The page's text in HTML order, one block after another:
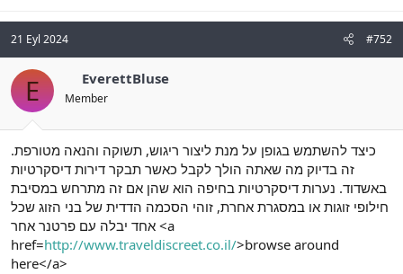
21 Eyl 2024 #752
E EverettBluse
Member
כיצד להשתמש בגופן על מנת ליצור ריגוש, תשוקה והנאה מטורפת.
זה בדיוק מה שאתה הולך לקבל כאשר תבקר דירות דיסקרטיות
באשדוד. נערות דיסקרטיות בחיפה הוא שהן אם זה מתרחש במסיבת
חילופי זוגות או במסגרת אחרת, זוהי הסכמה הדדית של בני הזוג שכל
אחד יבלה עם פרטנר אחר <a
href=http://www.traveldiscreet.co.il/>browse around
here</a>